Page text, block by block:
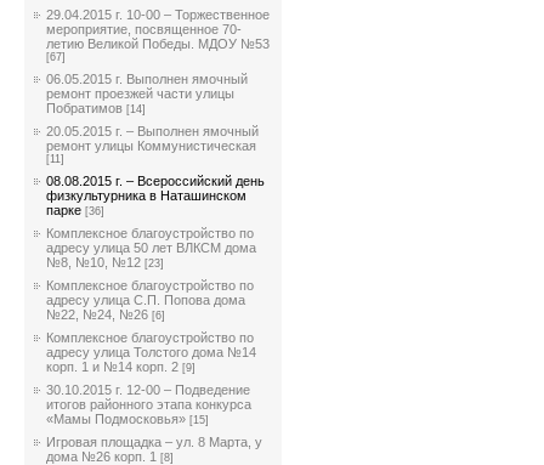
29.04.2015 г. 10-00 – Торжественное
мероприятие, посвященное 70-
летию Великой Победы. МДОУ №53
[67]
06.05.2015 г. Выполнен ямочный
ремонт проезжей части улицы
Побратимов [14]
20.05.2015 г. – Выполнен ямочный
ремонт улицы Коммунистическая
[11]
08.08.2015 г. – Всероссийский день
физкультурника в Наташинском
парке [36]
Комплексное благоустройство по
адресу улица 50 лет ВЛКСМ дома
№8, №10, №12 [23]
Комплексное благоустройство по
адресу улица С.П. Попова дома
№22, №24, №26 [6]
Комплексное благоустройство по
адресу улица Толстого дома №14
корп. 1 и №14 корп. 2 [9]
30.10.2015 г. 12-00 – Подведение
итогов районного этапа конкурса
«Мамы Подмосковья» [15]
Игровая площадка – ул. 8 Марта, у
дома №26 корп. 1 [8]